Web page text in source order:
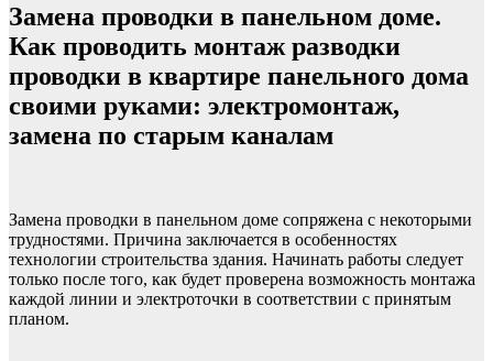
Замена проводки в панельном доме.
Как проводить монтаж разводки
проводки в квартире панельного дома
своими руками: электромонтаж,
замена по старым каналам
Замена проводки в панельном доме сопряжена с некоторыми
трудностями. Причина заключается в особенностях
технологии строительства здания. Начинать работы следует
только после того, как будет проверена возможность монтажа
каждой линии и электроточки в соответствии с принятым
планом.